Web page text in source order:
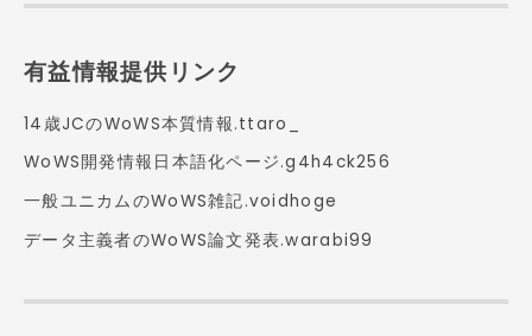
有益情報提供リンク
14歳JCのWoWS本質情報.ttaro_
WoWS開発情報日本語化ページ.g4h4ck256
一般ユニカムのWoWS雑記.voidhoge
データ主義者のWoWS論文発表.warabi99